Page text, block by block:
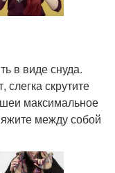
в виде снуда.
скрутите
шеи максимальное
между собой